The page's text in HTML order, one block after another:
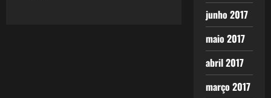
junho 2017
maio 2017
abril 2017
março 2017